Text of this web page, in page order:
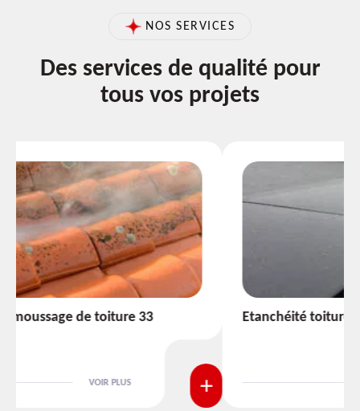
NOS SERVICES
Des services de qualité pour
tous vos projets
Etanchéité toiture 33
VOIR PLUS